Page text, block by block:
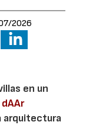
2026
en un
dAAr
arquitectura